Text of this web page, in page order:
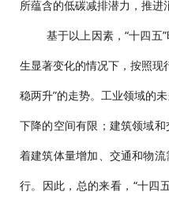
所蕴含的低碳减排潜力，推进
基于以上因素，“十四五
生显著变化的情况下，按照现
稳两升”的走势。工业领域的
下降的空间有限；建筑领域
着建筑体量增加、交通和物
行。因此，总的来看，“十四